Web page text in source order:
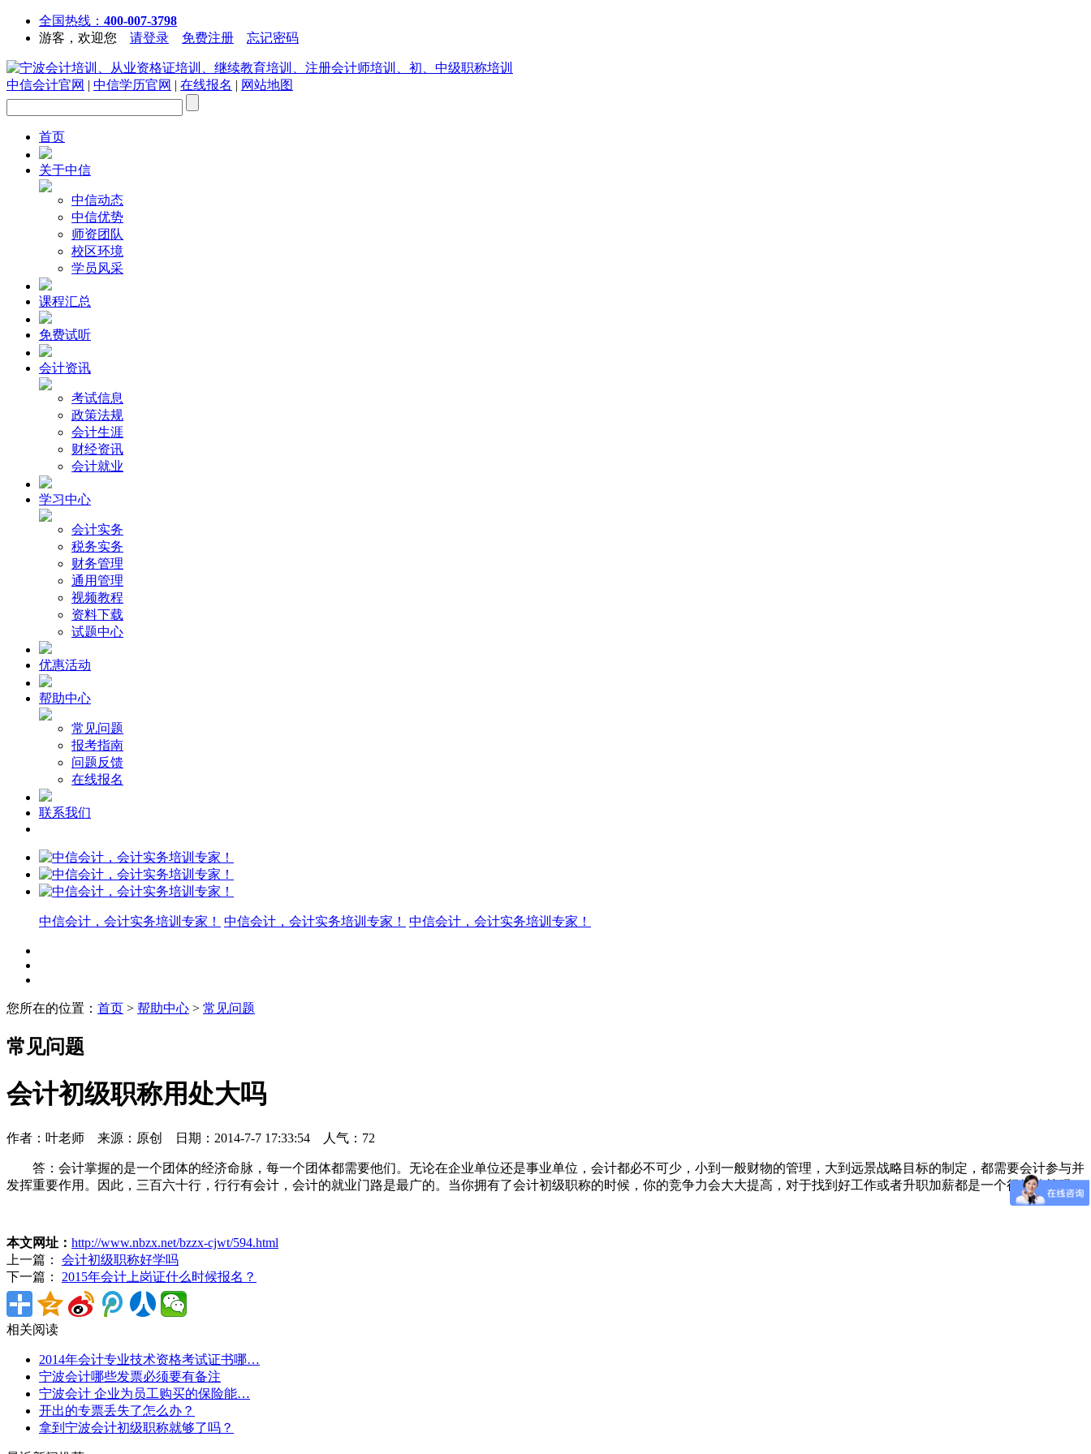
全国热线： 400-007-3798
游客，欢迎您 请登录 免费注册 忘记密码
中信会计官网 | 中信学历官网 | 在线报名 | 网站地图
首页
关于中信
中信动态
中信优势
师资团队
校区环境
学员风采
课程汇总
免费试听
会计资讯
考试信息
政策法规
会计生涯
财经资讯
会计就业
学习中心
会计实务
税务实务
财务管理
通用管理
视频教程
资料下载
试题中心
优惠活动
帮助中心
常见问题
报考指南
问题反馈
在线报名
联系我们
中信会计，会计实务培训专家！ 中信会计，会计实务培训专家！ 中信会计，会计实务培训专家！
您所在的位置： 首页 > 帮助中心 > 常见问题
常见问题
会计初级职称用处大吗
作者：叶老师 来源：原创 日期：2014-7-7 17:33:54 人气： 72
答：会计掌握的是一个团体的经济命脉，每一个团体都需要他们。无论在企业单位还是事业单位，会计都必不可少，小到一般财物的管理，大到远景战略目标的制定，都需要会计参与并
发挥重要作用。因此，三百六十行，行行有会计，会计的就业门路是最广的。当你拥有了会计初级职称的时候，你的竞争力会大大提高，对于找到好工作或者升职加薪都是一个很好的筹码。
本文网址： http://www.nbzx.net/bzzx-cjwt/594.html
上一篇： 会计初级职称好学吗
下一篇： 2015年会计上岗证什么时候报名？
相关阅读
2014年会计专业技术资格考试证书哪…
宁波会计哪些发票必须要有备注
宁波会计 企业为员工购买的保险能…
开出的专票丢失了怎么办？
拿到宁波会计初级职称就够了吗？